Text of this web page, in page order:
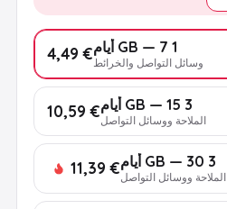
1 GB — 7 أيام
وسائل التواصل والخرائط € 4,49
3 GB — 15 أيام
الملاحة ووسائل التواصل€ 10,59
3 GB — 30 أيام
الملاحة ووسائل التواصل€ 11,39